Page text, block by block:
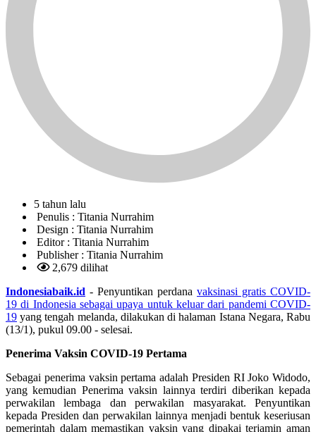
5 tahun lalu
Penulis : Titania Nurrahim
Design : Titania Nurrahim
Editor : Titania Nurrahim
Publisher : Titania Nurrahim
2,679 dilihat
Indonesiabaik.id - Penyuntikan perdana vaksinasi gratis COVID-
19 di Indonesia sebagai upaya untuk keluar dari pandemi COVID-
19 yang tengah melanda, dilakukan di halaman Istana Negara, Rabu
(13/1), pukul 09.00 - selesai.
Penerima Vaksin COVID-19 Pertama
Sebagai penerima vaksin pertama adalah Presiden RI Joko Widodo,
yang kemudian Penerima vaksin lainnya terdiri diberikan kepada
perwakilan lembaga dan perwakilan masyarakat. Penyuntikan
kepada Presiden dan perwakilan lainnya menjadi bentuk keseriusan
pemerintah dalam memastikan vaksin yang dipakai terjamin aman